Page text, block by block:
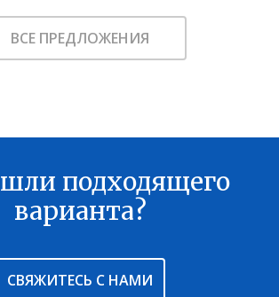
ВСЕ ПРЕДЛОЖЕНИЯ
подходящего
варианта?
СВЯЖИТЕСЬ С НАМИ